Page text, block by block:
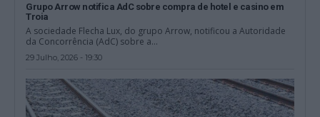
Grupo Arrow notifica AdC sobre compra de hotel e casino em
Troia
A sociedade Flecha Lux, do grupo Arrow, notificou a Autoridade
da Concorrência (AdC) sobre a...
29 Julho, 2026 - 19:30